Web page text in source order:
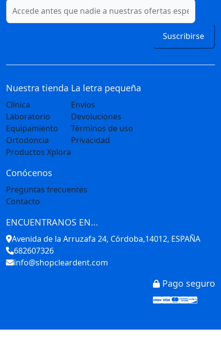
Suscribirse
Nuestra tienda
Clínica
Laboratorio
Equipamiento
Ortodoncia
Productos Xplora
La letra pequeña
Envíos
Devoluciones
Términos de uso
Privacidad
Conócenos
Preguntas frecuentes
Contacto
ENCUENTRANOS EN...
Avenida de la Arruzafa 24, Córdoba,14012, ESPAÑA
682607326
info@shopcleardent.com
Pago seguro
Stripe
Visa